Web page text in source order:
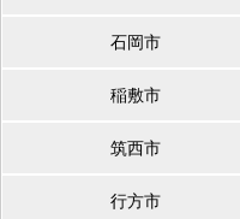
石岡市
稲敷市
筑西市
行方市